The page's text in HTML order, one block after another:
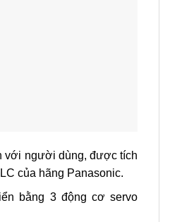
với người dùng, được tích
của hãng Panasonic.
bằng 3 động cơ servo